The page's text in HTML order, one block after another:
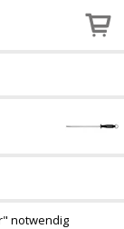
notwendig